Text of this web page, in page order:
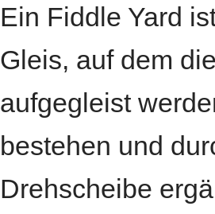
Ein Fiddle Yard
Gleis, auf dem
aufgegleist
bestehen und
Drehscheibe